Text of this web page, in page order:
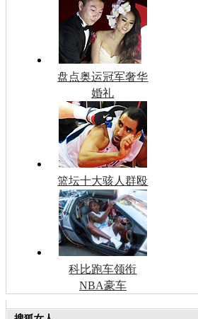
盘点奥运冠军奢华
婚礼
篮坛十大骇人群殴
科比跑车领衔
NBA豪车